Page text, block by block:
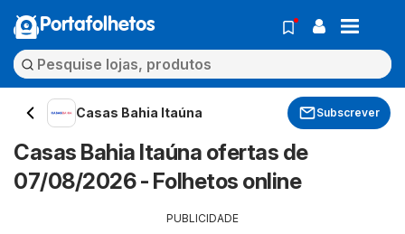
Portafolhetos
Casas Bahia Itaúna Subscrever
Casas Bahia Itaúna ofertas de
07/08/2026 - Folhetos online
PUBLICIDADE